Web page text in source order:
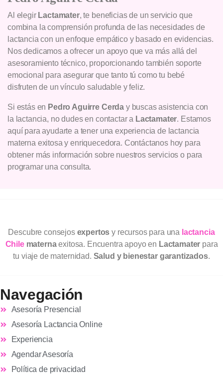
Al elegir Lactamater, te beneficias de un servicio que
combina la comprensión profunda de las necesidades de
lactancia con un enfoque empático y basado en evidencias.
Nos dedicamos a ofrecer un apoyo que va más allá del
asesoramiento técnico, proporcionando también soporte
emocional para asegurar que tanto tú como tu bebé
disfruten de un vínculo saludable y feliz.
Si estás en Pedro Aguirre Cerda y buscas asistencia con
la lactancia, no dudes en contactar a Lactamater. Estamos
aquí para ayudarte a tener una experiencia de lactancia
materna exitosa y enriquecedora. Contáctanos hoy para
obtener más información sobre nuestros servicios o para
programar una consulta.
Descubre consejos expertos y recursos para una lactancia
Chilematernaexitosa. Encuentra apoyo en Lactamater para
tu viaje de maternidad. Salud y bienestar garantizados.
Navegación
Asesoría Presencial
Asesoría Lactancia Online
Experiencia
Agendar Asesoría
Política de privacidad